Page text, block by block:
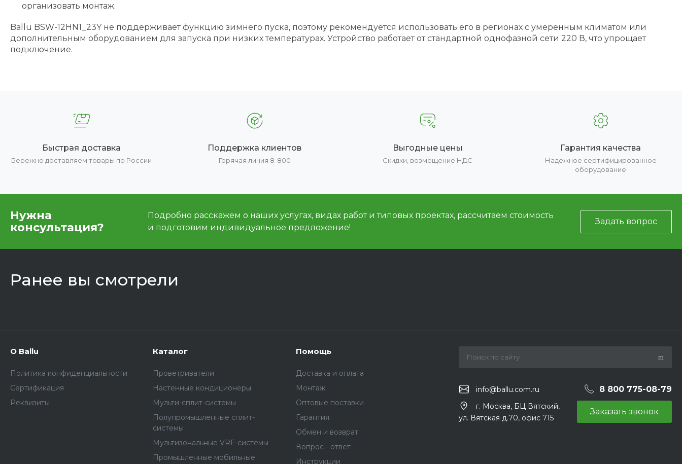
организовать монтаж.
Ballu BSW-12HN1_23Y не поддерживает функцию зимнего пуска, поэтому рекомендуется использовать его в регионах с умеренным климатом или
дополнительным оборудованием для запуска при низких температурах. Устройство работает от стандартной однофазной сети 220 В, что упрощает
подключение.
Быстрая доставка
Бережно доставляем товары по России
Поддержка клиентов
Горячая линия 8-800
Выгодные цены
Скидки, возмещение НДС
Гарантия качества
Надежное сертифицированное
оборудование
Нужна
консультация?
Подробно расскажем о наших услугах, видах работ и типовых проектах, рассчитаем стоимость
и подготовим индивидуальное предложение!
Задать вопрос
Ранее вы смотрели
О Ballu
Политика конфиденциальности
Сертификация
Реквизиты
Каталог
Проветриватели
Настенные кондиционеры
Мульти-сплит-системы
Полупромышленные сплит-
системы
Мультизональные VRF-системы
Промышленные мобильные
Помощь
Доставка и оплата
Монтаж
Оптовые поставки
Гарантия
Обмен и возврат
Вопрос - ответ
Инструкции
info@ballu.com.ru 8 800 775-08-79
г. Москва, БЦ Вятский,
ул. Вятская д.70, офис 715
Заказать звонок